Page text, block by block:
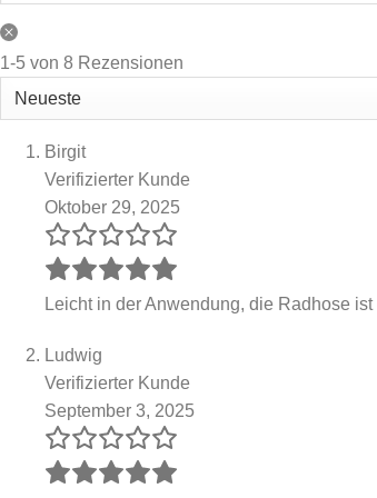
1-5 von 8 Rezensionen
Birgit
Verifizierter Kunde
Oktober 29, 2025
Leicht in der Anwendung, die Radhose
Ludwig
Verifizierter Kunde
September 3, 2025